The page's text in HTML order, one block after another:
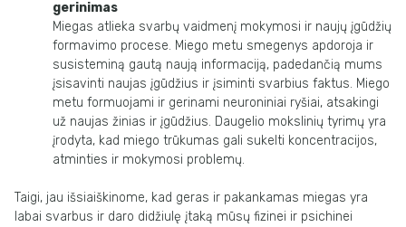
gerinimas
Miegas atlieka svarbų vaidmenį mokymosi ir naujų įgūdžių
formavimo procese. Miego metu smegenys apdoroja ir
susisteminą gautą naują informaciją, padedančią mums
įsisavinti naujas įgūdžius ir įsiminti svarbius faktus. Miego
metu formuojami ir gerinami neuroniniai ryšiai, atsakingi
už naujas žinias ir įgūdžius. Daugelio mokslinių tyrimų yra
įrodyta, kad miego trūkumas gali sukelti koncentracijos,
atminties ir mokymosi problemų.
Taigi, jau išsiaiškinome, kad geras ir pakankamas miegas yra
labai svarbus ir daro didžiulę įtaką mūsų fizinei ir psichinei